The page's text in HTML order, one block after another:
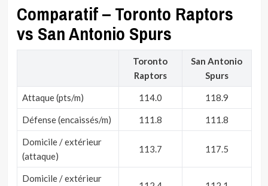
Comparatif – Toronto Raptors
vs San Antonio Spurs
Toronto
Raptors
San Antonio
Spurs
Attaque (pts/m) 114.0 118.9
Défense (encaissés/m) 111.8 111.8
Domicile / extérieur
(attaque)
113.7 117.5
Domicile / extérieur